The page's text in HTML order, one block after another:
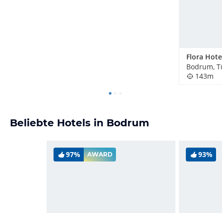
Flora
Bodrum,
143m
Beliebte Hotels in Bodrum
97% AWARD 93%